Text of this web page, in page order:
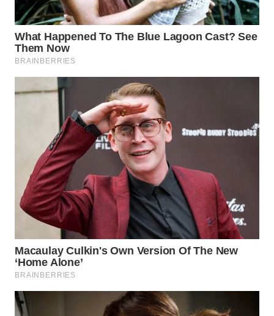
WN
NATUNA
WN
MANDALIKA
WN
LIKUPANG
WN
LABUANBAJO
WN
BORNEO
Media
Group